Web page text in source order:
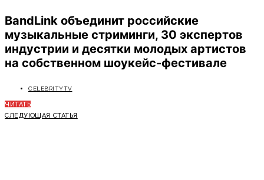
BandLink объединит российские
музыкальные стриминги, 30 экспертов
индустрии и десятки молодых артистов
на собственном шоукейс-фестивале
CELEBRITYTV
ЧИТАТЬ
СЛЕДУЮЩАЯ СТАТЬЯ